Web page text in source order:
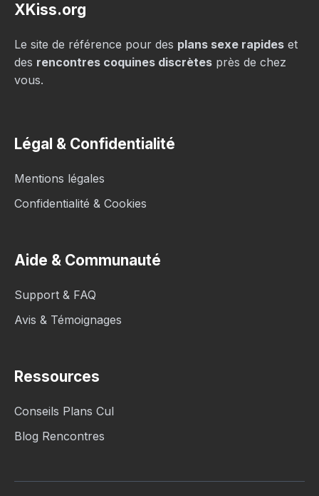
XKiss.org
Le site de référence pour des plans sexe rapides et
des rencontres coquines discrètes près de chez
vous.
Légal & Confidentialité
Mentions légales
Confidentialité & Cookies
Aide & Communauté
Support & FAQ
Avis & Témoignages
Ressources
Conseils Plans Cul
Blog Rencontres